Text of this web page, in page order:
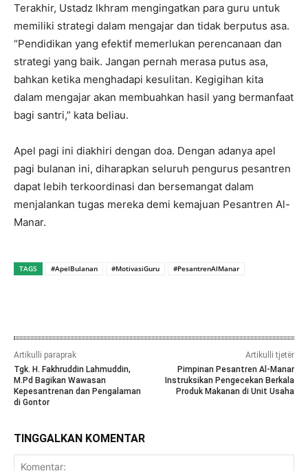
Terakhir, Ustadz Ikhram mengingatkan para guru untuk
memiliki strategi dalam mengajar dan tidak berputus asa.
“Pendidikan yang efektif memerlukan perencanaan dan
strategi yang baik. Jangan pernah merasa putus asa,
bahkan ketika menghadapi kesulitan. Kegigihan kita
dalam mengajar akan membuahkan hasil yang bermanfaat
bagi santri,” kata beliau.
Apel pagi ini diakhiri dengan doa. Dengan adanya apel
pagi bulanan ini, diharapkan seluruh pengurus pesantren
dapat lebih terkoordinasi dan bersemangat dalam
menjalankan tugas mereka demi kemajuan Pesantren Al-
Manar.
TAGS #ApelBulanan #MotivasiGuru #PesantrenAlManar
Artikulli paraprak
Tgk. H. Fakhruddin Lahmuddin,
M.Pd Bagikan Wawasan
Kepesantrenan dan Pengalaman
di Gontor
Artikulli tjetër
Pimpinan Pesantren Al-Manar
Instruksikan Pengecekan Berkala
Produk Makanan di Unit Usaha
TINGGALKAN KOMENTAR